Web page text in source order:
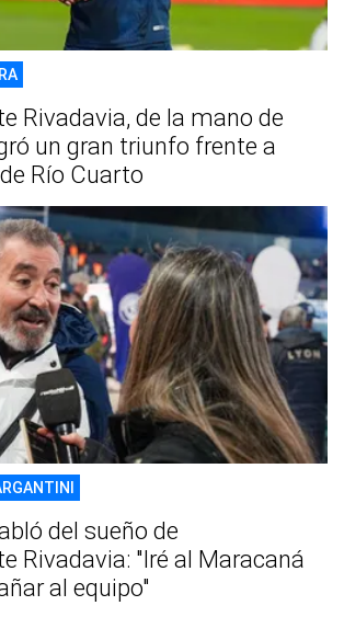
Rivadavia, de la mano de
un gran triunfo frente a
Río Cuarto
del sueño de
Rivadavia: "Iré al Maracaná
al equipo"